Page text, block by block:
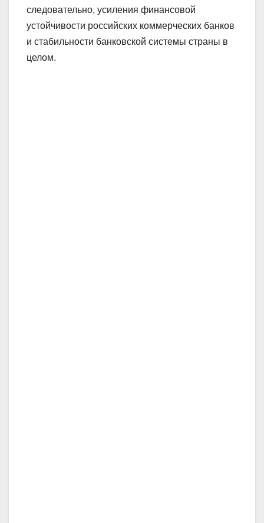
следовательно, усиления финансовой
устойчивости российских коммерческих банков
и стабильности банковской системы страны в
целом.